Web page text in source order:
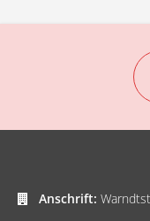
Anschrift: